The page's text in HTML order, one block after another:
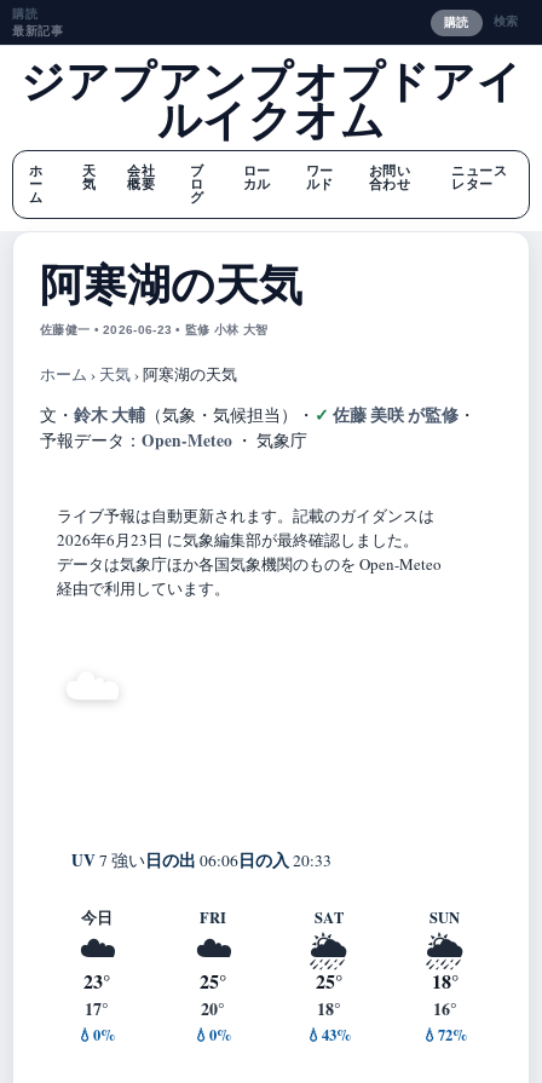
購読
最新記事
購読 検索
ジアプアンプオプドアイ
ルイクオム
ホ
ー
ム
天
気
会社
概要
ブ
ロ
グ
ロー
カル
ワー
ルド
お問い
合わせ
ニュース
レター
阿寒湖の天気
佐藤健一 • 2026-06-23 • 監修 小林 大智
ホーム › 天気›阿寒湖の天気
文・ 鈴木 大輔 （気象・気候担当） ・ 佐藤 美咲 が監修 ・
予報データ： Open-Meteo ・ 気象庁
ライブ予報は自動更新されます。記載のガイダンスは
2026年6月23日 に気象編集部が最終確認しました。
データは気象庁ほか各国気象機関のものを Open-Meteo
経由で利用しています。
☁️
UV7 強い日の出 06:06日の入 20:33
今日
☁️
23°
17°
💧0%
FRI
☁️
25°
20°
💧0%
SAT
🌦️
25°
18°
💧43%
SUN
🌦️
18°
16°
💧72%